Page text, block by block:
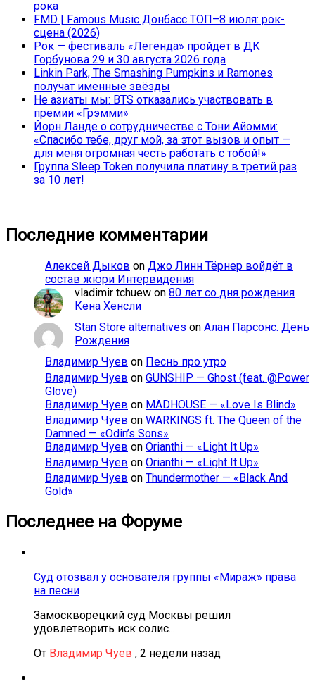
рока
FMD | Famous Music Донбасс ТОП–8 июля: рок-
сцена (2026)
Рок — фестиваль «Легенда» пройдёт в ДК
Горбунова 29 и 30 августа 2026 года
Linkin Park, The Smashing Pumpkins и Ramones
получат именные звёзды
Не азиаты мы: BTS отказались участвовать в
премии «Грэмми»
Йорн Ланде о сотрудничестве с Тони Айомми:
«Спасибо тебе, друг мой, за этот вызов и опыт —
для меня огромная честь работать с тобой!»
Группа Sleep Token получила платину в третий раз
за 10 лет!
Последние комментарии
Алексей Дыков on Джо Линн Тёрнер войдёт в
состав жюри Интервидения
vladimir tchuew on 80 лет со дня рождения
Кена Хенсли
Stan Store alternatives on Алан Парсонс. День
Рождения
Владимир Чуев on Песнь про утро
Владимир Чуев on GUNSHIP — Ghost (feat. @Power
Glove)
Владимир Чуев on MÄDHOUSE — «Love Is Blind»
Владимир Чуев on WARKINGS ft. The Queen of the
Damned — «Odin’s Sons»
Владимир Чуев on Orianthi — «Light It Up»
Владимир Чуев on Orianthi — «Light It Up»
Владимир Чуев on Thundermother — «Black And
Gold»
Последнее на Форуме
Суд отозвал у основателя группы «Мираж» права
на песни
Замоскворецкий суд Москвы решил
удовлетворить иск солис...
От Владимир Чуев , 2 недели назад